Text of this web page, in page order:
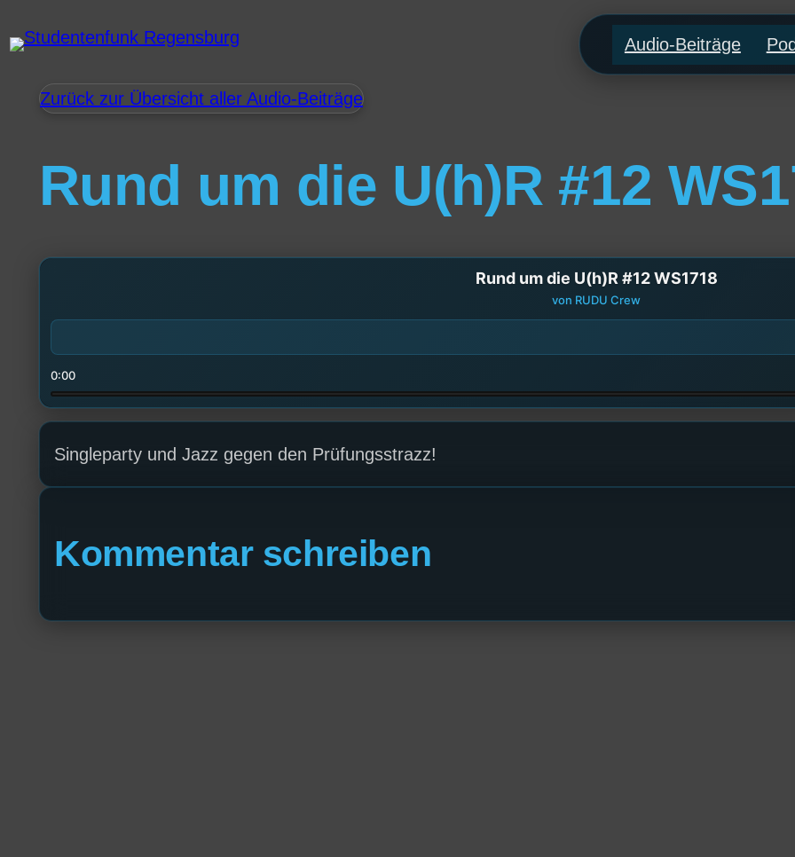
Audio-Beiträge
Zurück zur Übersicht aller Audio-Beiträge
Rund um die U(h)R #12
Rund um die U(h)R #12 WS1718
von RUDU Crew
0:00
Singleparty und Jazz gegen den Prüfungsstrazz!
Kommentar schreiben